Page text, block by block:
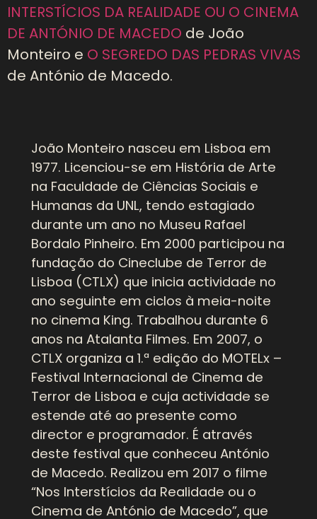
INTERSTÍCIOS DA REALIDADE OU O CINEMA
DE ANTÓNIO DE MACEDO de João
Monteiro e O SEGREDO DAS PEDRAS VIVAS
de António de Macedo.
João Monteiro nasceu em Lisboa em
1977. Licenciou-se em História de Arte
na Faculdade de Ciências Sociais e
Humanas da UNL, tendo estagiado
durante um ano no Museu Rafael
Bordalo Pinheiro. Em 2000 participou na
fundação do Cineclube de Terror de
Lisboa (CTLX) que inicia actividade no
ano seguinte em ciclos à meia-noite
no cinema King. Trabalhou durante 6
anos na Atalanta Filmes. Em 2007, o
CTLX organiza a 1.ª edição do MOTELx –
Festival Internacional de Cinema de
Terror de Lisboa e cuja actividade se
estende até ao presente como
director e programador. É através
deste festival que conheceu António
de Macedo. Realizou em 2017 o filme
“Nos Interstícios da Realidade ou o
Cinema de António de Macedo”, que